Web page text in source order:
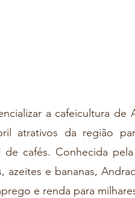
atrativos da região
cafés. Conhecida
azeites e bananas,
e renda para